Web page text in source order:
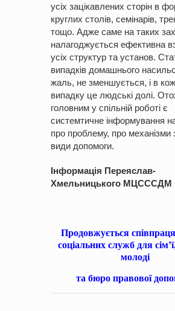
усіх зацікавлених сторін в
круглих столів, семінарів,
тощо. Адже саме на таких
налагоджується ефективна
усіх структур та установ.
випадків домашнього
жаль, не зменшується, і в
випадку це людські долі.
головним у спільній роботі є
системтичне інформування
про проблему, про механізми
види допомоги.
Інформація Переяслав-
Хмельницького МЦСССДМ
Продовжується
соціальних служб для
молоді
та бюро правової